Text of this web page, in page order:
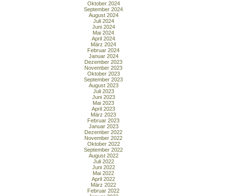
Oktober 2024
September 2024
August 2024
Juli 2024
Juni 2024
Mai 2024
April 2024
März 2024
Februar 2024
Januar 2024
Dezember 2023
November 2023
Oktober 2023
September 2023
August 2023
Juli 2023
Juni 2023
Mai 2023
April 2023
März 2023
Februar 2023
Januar 2023
Dezember 2022
November 2022
Oktober 2022
September 2022
August 2022
Juli 2022
Juni 2022
Mai 2022
April 2022
März 2022
Februar 2022